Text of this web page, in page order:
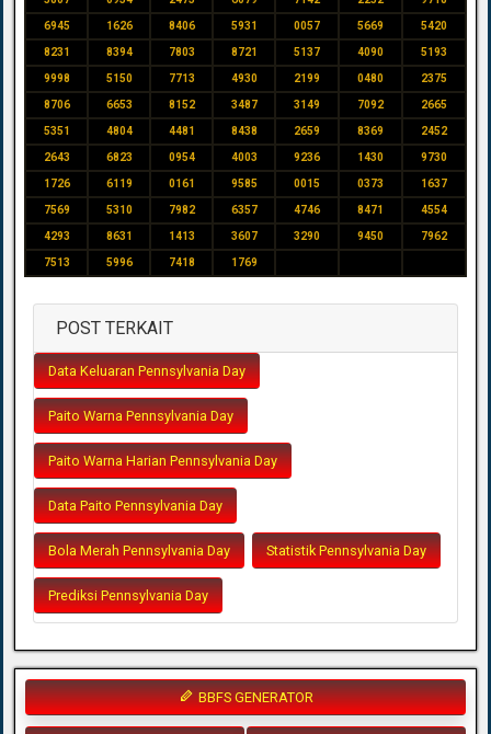
6945 1626 8406 5931 0057 5669 5420
8231 8394 7803 8721 5137 4090 5193
9998 5150 7713 4930 2199 0480 2375
8706 6653 8152 3487 3149 7092 2665
5351 4804 4481 8438 2659 8369 2452
2643 6823 0954 4003 9236 1430 9730
1726 6119 0161 9585 0015 0373 1637
7569 5310 7982 6357 4746 8471 4554
4293 8631 1413 3607 3290 9450 7962
7513 5996 7418 1769
POST TERKAIT
Data Keluaran Pennsylvania Day
Paito Warna Pennsylvania Day
Paito Warna Harian Pennsylvania Day
Data Paito Pennsylvania Day
Bola Merah Pennsylvania Day Statistik Pennsylvania Day
Prediksi Pennsylvania Day
BBFS GENERATOR